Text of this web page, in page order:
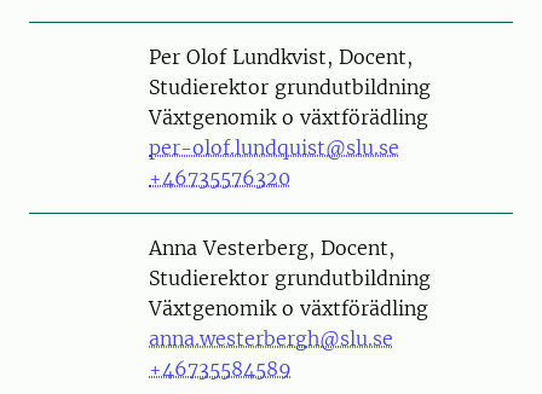
PersonPer Olof Lundkvist, Docent,
Studierektor grundutbildning
Växtgenomik o växtförädling
per-olof.lundquist@slu.se
+46735576320
PersonAnna Vesterberg, Docent,
Studierektor grundutbildning
Växtgenomik o växtförädling
anna.westerbergh@slu.se
+46735584589